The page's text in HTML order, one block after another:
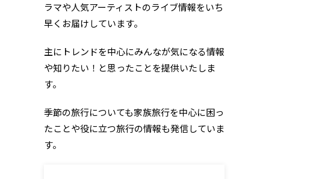
ラマや人気アーティストのライブ情報をいち
早くお届けしています。
主にトレンドを中心にみんなが気になる情報
や知りたい！と思ったことを提供いたしま
す。
季節の旅行についても家族旅行を中心に困っ
たことや役に立つ旅行の情報も発信していま
す。